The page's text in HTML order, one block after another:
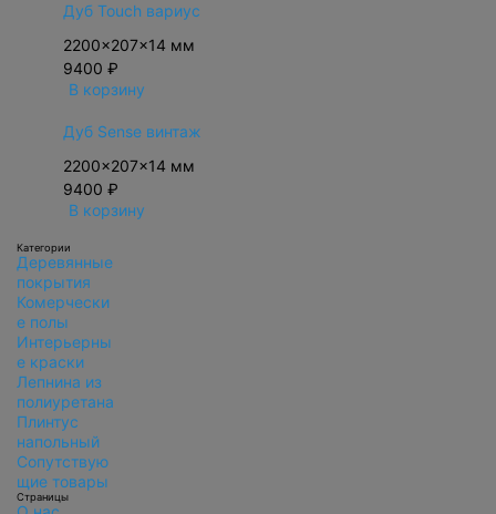
Дуб Touch вариус
2200x207x14 мм
9400 ₽
В корзину
Дуб Sense винтаж
2200x207x14 мм
9400 ₽
В корзину
Категории
Деревянные
покрытия
Комерчески
е полы
Интерьерны
е краски
Лепнина из
полиуретана
Плинтус
напольный
Сопутствую
щие товары
Страницы